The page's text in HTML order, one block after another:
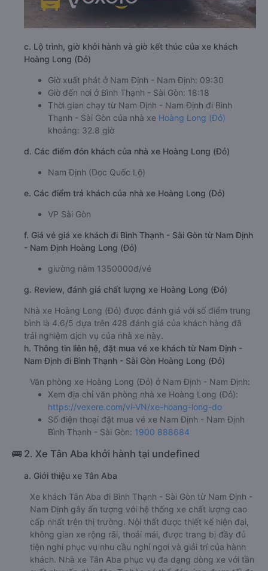
c. Lộ trình, giờ khởi hành và giờ kết thúc của xe khách
Hoàng Long (Đỏ)
Giờ xuất phát ở Nam Định - Nam Định: 09:30
Giờ đến nơi ở Bình Thạnh - Sài Gòn: 18:18
Thời gian chạy từ Nam Định - Nam Định đi Bình
Thạnh - Sài Gòn của nhà xe Hoàng Long (Đỏ)
khoảng: 32.8 giờ
d. Các điểm đón khách của nhà xe Hoàng Long (Đỏ)
Nam Định (Dọc Quốc Lộ)
e. Các điểm trả khách của nhà xe Hoàng Long (Đỏ)
VP Sài Gòn
f. Giá vé giá xe khách đi Bình Thạnh - Sài Gòn từ Nam Định
- Nam Định Hoàng Long (Đỏ)
giường nằm 1350000đ/vé
g. Review, đánh giá chất lượng xe Hoàng Long (Đỏ)
Nhà xe Hoàng Long (Đỏ) được đánh giá với số điểm trung
bình là 4.6/5 dựa trên 428 đánh giá của khách hàng đã
trải nghiệm dịch vụ của nhà xe này.
h. Thông tin liên hệ, đặt mua vé xe khách từ Nam Định -
Nam Định đi Bình Thạnh - Sài Gòn Hoàng Long (Đỏ)
Văn phòng xe Hoàng Long (Đỏ) ở Nam Định - Nam Định:
Xem địa chỉ văn phòng nhà xe Hoàng Long (Đỏ):
https://vexere.com/vi-VN/xe-hoang-long-do
Số điện thoại đặt mua vé xe Nam Định - Nam Định
Bình Thạnh - Sài Gòn: 1900 888684
🚌 2. Xe Tân Aba khởi hành tại undefined
a. Giới thiệu xe Tân Aba
Xe khách Tân Aba đi Bình Thạnh - Sài Gòn từ Nam Định -
Nam Định gây ấn tượng với hệ thống xe chất lượng cao
cấp nhất trên thị trường. Nội thất được thiết kế hiện đại,
không gian xe rộng rãi, thoải mái, được trang bị đầy đủ
tiện nghi phục vụ nhu cầu nghỉ ngơi và giải trí của hành
khách. Nhà xe Tân Aba phục vụ đa dạng dòng xe với tần